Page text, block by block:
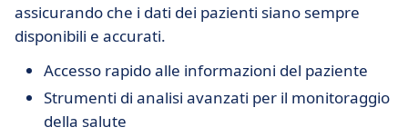
assicurando che i dati dei pazienti siano sempre
disponibili e accurati.
Accesso rapido alle informazioni del paziente
Strumenti di analisi avanzati per il monitoraggio
della salute